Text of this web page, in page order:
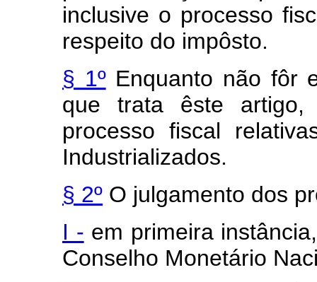
inclusive o processo
respeito do impôsto.
§ 1ºEnquanto não fôr
que trata êste artigo,
processo fiscal
Industrializados.
§ 2º O julgamento dos
I - em primeira
Conselho Monetário